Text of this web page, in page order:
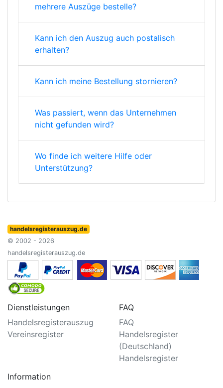
mehrere Auszüge bestelle?
Kann ich den Auszug auch postalisch
erhalten?
Kann ich meine Bestellung stornieren?
Was passiert, wenn das Unternehmen
nicht gefunden wird?
Wo finde ich weitere Hilfe oder
Unterstützung?
handelsregisterauszug.de
© 2002 - 2026
handelsregisterauszug.de
Dienstleistungen
Handelsregisterauszug
Vereinsregister
FAQ
FAQ
Handelsregister
(Deutschland)
Handelsregister
Information